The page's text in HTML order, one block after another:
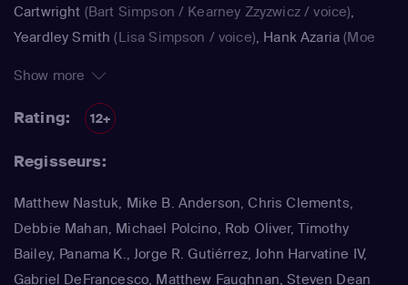
Cartwright (Bart Simpson / Kearney Zzyzwicz / voice),
Yeardley Smith (Lisa Simpson / voice), Hank Azaria (Moe
Castellaneta(Homer Simpson / Kodos)
(Bart Simpson)
Houten / Clancy Wiggum / Snake Jailbird / Maximilian von
(Marge Simpson / Patty Bouvier / Selma
Bouvier)
Nancy Cartwright
Show more
Rating: 12+
Regisseurs:
Matthew Nastuk, Mike B. Anderson, Chris Clements,
Debbie Mahan, Michael Polcino, Rob Oliver, Timothy
Bailey, Panama K., Jorge R. Gutiérrez, John Harvatine IV,
Gabriel DeFrancesco, Matthew Faughnan, Steven Dean